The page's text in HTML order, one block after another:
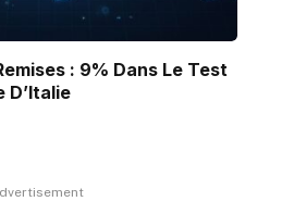
: 9% Dans Le Test
D’Italie